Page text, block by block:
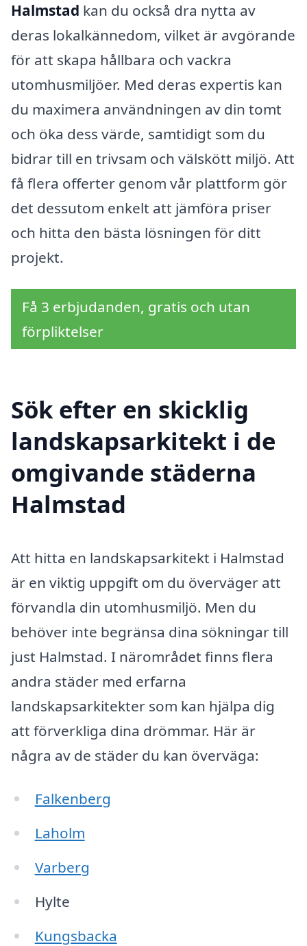
Halmstad kan du också dra nytta av
deras lokalkännedom, vilket är avgörande
för att skapa hållbara och vackra
utomhusmiljöer. Med deras expertis kan
du maximera användningen av din tomt
och öka dess värde, samtidigt som du
bidrar till en trivsam och välskött miljö. Att
få flera offerter genom vår plattform gör
det dessutom enkelt att jämföra priser
och hitta den bästa lösningen för ditt
projekt.
Få 3 erbjudanden, gratis och utan
förpliktelser
Sök efter en skicklig
landskapsarkitekt i de
omgivande städerna
Halmstad
Att hitta en landskapsarkitekt i Halmstad
är en viktig uppgift om du överväger att
förvandla din utomhusmiljö. Men du
behöver inte begränsa dina sökningar till
just Halmstad. I närområdet finns flera
andra städer med erfarna
landskapsarkitekter som kan hjälpa dig
att förverkliga dina drömmar. Här är
några av de städer du kan överväga:
Falkenberg
Laholm
Varberg
Hylte
Kungsbacka